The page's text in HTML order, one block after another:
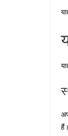
हैं।